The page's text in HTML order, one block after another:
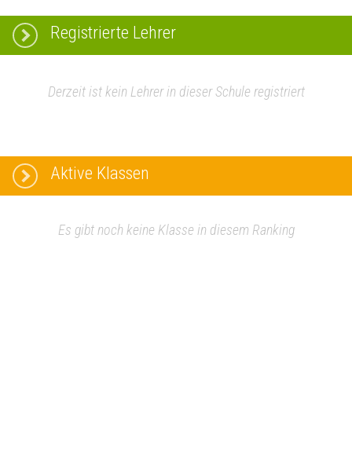
Registrierte Lehrer
Derzeit ist kein Lehrer in dieser Schule registriert
Aktive Klassen
Es gibt noch keine Klasse in diesem Ranking